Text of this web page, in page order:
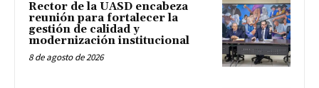
Rector de la UASD encabeza
reunión para fortalecer la
gestión de calidad y
modernización institucional
8 de agosto de 2026